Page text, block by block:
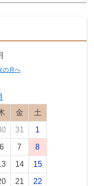
の月へ
曜日金曜日土曜日
31 1
6 7 8
14 15
21 22